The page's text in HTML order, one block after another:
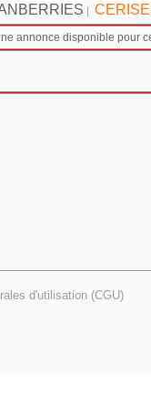
annonce disponible pour
d'utilisation (CGU)